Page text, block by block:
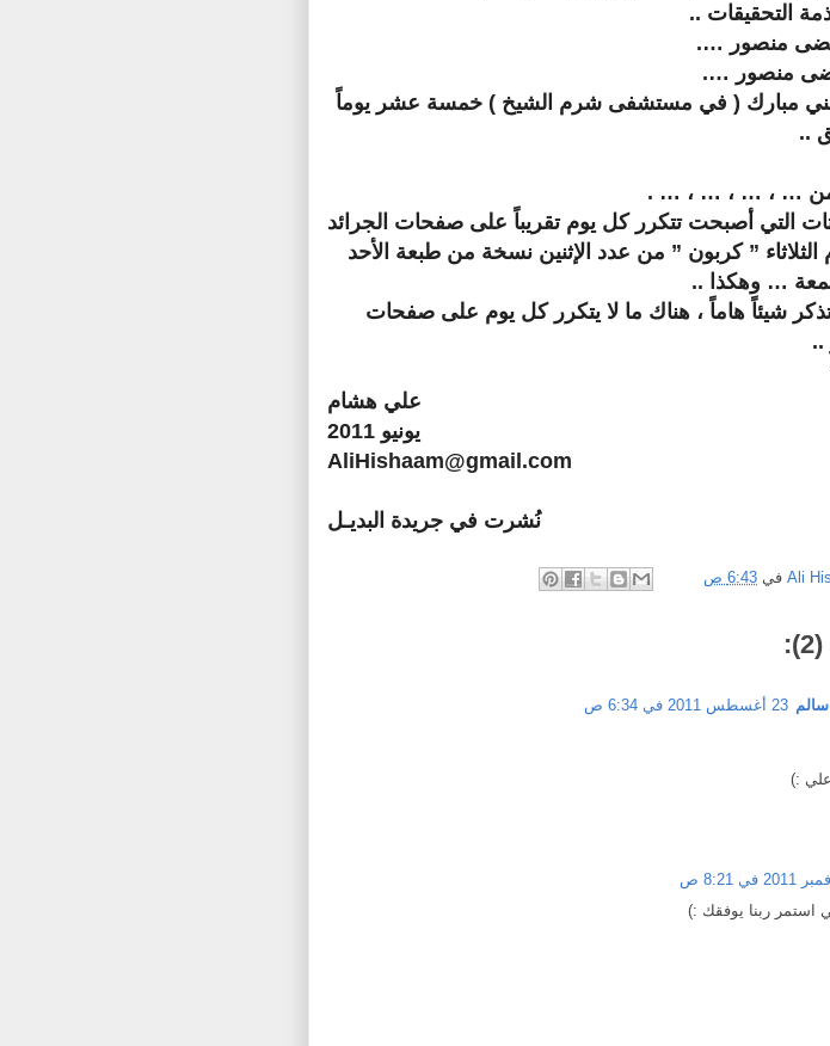
التحقيقات ..
منصور ….
منصور ….
مبارك ( في مستشفى شرم الشيخ ) خمسة عشر يوماً
..
من … ، … ، … ، … .
التي أصبحت تتكرر كل يوم تقريباً على صفحات الجرائد
” كربون ” من عدد الإثنين نسخة من طبعة الأحد
… وهكذا ..
شيئاً هاماً ، هناك ما لا يتكرر كل يوم على صفحات
..
علي هشام
يونيو 2011
AliHishaam@gmail.com
نُشرت في جريدة البديـل
Ali في 6:43 ص
23 أغسطس 2011 في 6:34 ص
علي :)
استمر ربنا يوفقك :)